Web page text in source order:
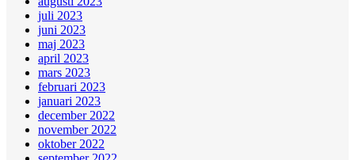
juli 2023
juni 2023
maj 2023
april 2023
mars 2023
februari 2023
januari 2023
december 2022
november 2022
oktober 2022